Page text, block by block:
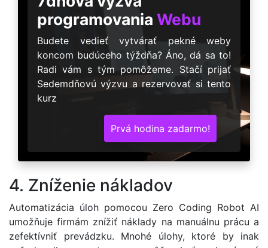
programovania Webu
Budete vedieť vytvárať pekné weby
koncom budúceho týždňa? Áno, dá sa to!
Radi vám s tým pomôžeme. Stačí prijať
Sedemdňovú výzvu a rezervovať si tento
kurz
Prvá hodina zadarmo!
4. Zníženie nákladov
Automatizácia úloh pomocou Zero Coding Robot AI
umožňuje firmám znížiť náklady na manuálnu prácu a
zefektívniť prevádzku. Mnohé úlohy, ktoré by inak